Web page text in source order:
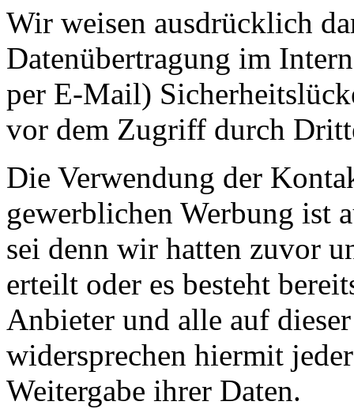
Wir weisen ausdrücklich
Datenübertragung im
per E-Mail)
vor dem Zugriff durch
Die Verwendung der
gewerblichen Werbung ist
sei denn wir hatten zuvor
erteilt oder es besteht
Anbieter und alle auf
widersprechen hiermit
Weitergabe ihrer Daten.